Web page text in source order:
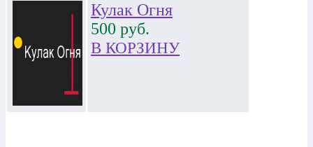
Кулак Огня
500 руб.
В КОРЗИНУ